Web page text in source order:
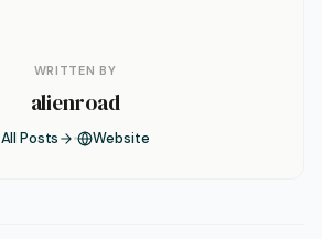
WRITTEN BY
alienroad
All Posts Website